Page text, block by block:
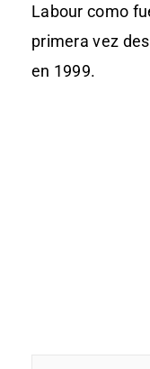
Labour como
primera vez
en 1999.